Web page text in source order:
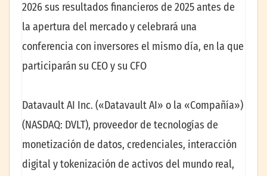
2026 sus resultados financieros de 2025 antes de
la apertura del mercado y celebrará una
conferencia con inversores el mismo día, en la que
participarán su CEO y su CFO
Datavault AI Inc. («Datavault AI» o la «Compañía»)
(NASDAQ: DVLT), proveedor de tecnologías de
monetización de datos, credenciales, interacción
digital y tokenización de activos del mundo real,